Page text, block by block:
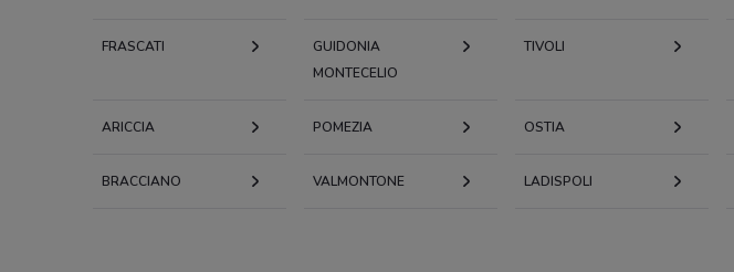
FRASCATI
GUIDONIA
MONTECELIO
TIVOLI
ARICCIA POMEZIA OSTIA
BRACCIANO VALMONTONE LADISPOLI